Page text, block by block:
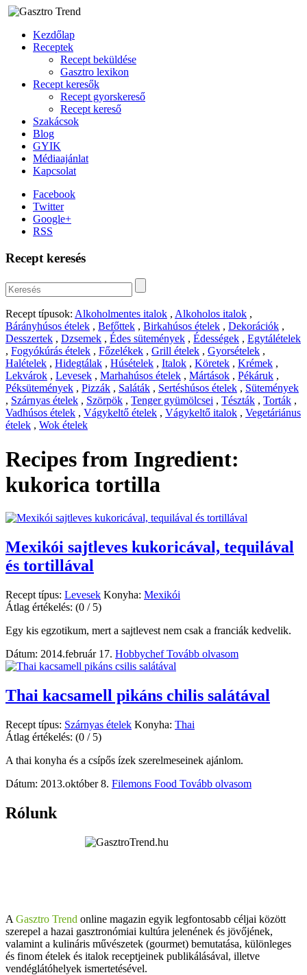
Kezdőlap
Receptek
Recept beküldése
Gasztro lexikon
Recept keresők
Recept gyorskereső
Recept kereső
Szakácsok
Blog
GYIK
Médiaajánlat
Kapcsolat
Facebook
Twitter
Google+
RSS
Recept keresés
Recept típusok: Alkoholmentes italok , Alkoholos italok ,
Bárányhúsos ételek , Befőttek , Birkahúsos ételek , Dekorációk ,
Desszertek , Dzsemek , Édes sütemények , Édességek , Egytálételek
, Fogyókúrás ételek , Főzelékek , Grill ételek , Gyorsételek ,
Halételek , Hidegtálak , Húsételek , Italok , Köretek , Krémek ,
Lekvárok , Levesek , Marhahúsos ételek , Mártások , Pékáruk ,
Péksütemények , Pizzák , Saláták , Sertéshúsos ételek , Sütemények
, Szárnyas ételek , Szörpök , Tenger gyümölcsei , Tészták , Torták ,
Vadhúsos ételek , Vágykeltő ételek , Vágykeltő italok , Vegetáriánus
ételek , Wok ételek
Recipes from Ingredient:
kukorica tortilla
Mexikói sajtleves kukoricával, tequilával
és tortillával
Recept típus: Levesek Konyha: Mexikói
Átlag értékelés: (0 / 5)
Egy kis egzotikum, mert a sajtlevest nem csak a franciák kedvelik.
Dátum: 2014.február 17. HobbychefTovább olvasom
Thai kacsamell pikáns chilis salátával
Recept típus: Szárnyas ételek Konyha: Thai
Átlag értékelés: (0 / 5)
A thai konyha és a csípős ízek szerelmeseinek ajánlom.
Dátum: 2013.október 8. Filemons Food Tovább olvasom
Rólunk
A Gasztro Trend online magazin egyik legfontosabb céljai között
szerepel a hazai gasztronómiai kultúra jelenének és jövőjének,
valamint a kulináris művészetek (gourmet) bemutatása, különleges
és finom ételek és italok receptjeinek publikálásával, illetve
vendéglátóhelyek ismertetésével.